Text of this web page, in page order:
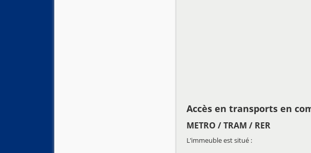
Accès en transports en
METRO / TRAM / RER
L’immeuble est situé :